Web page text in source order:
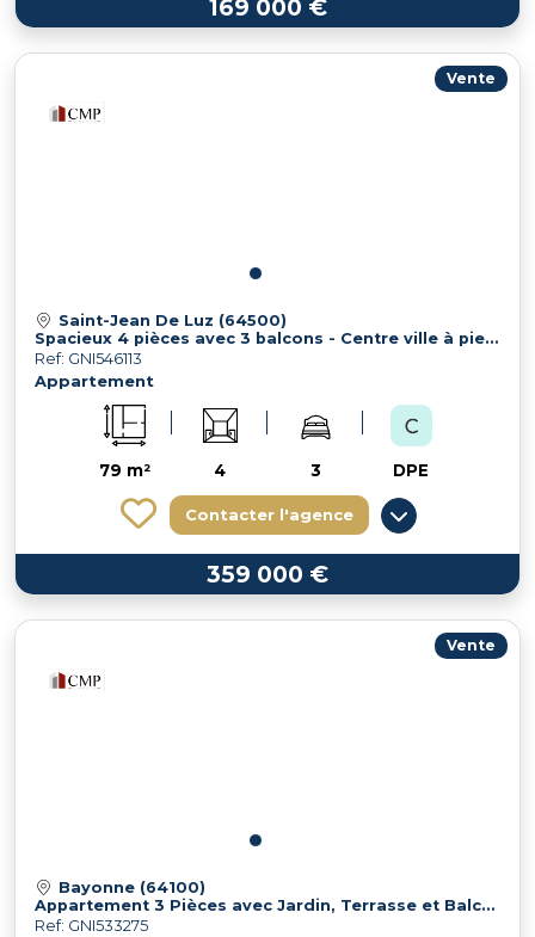
169 000 €
Vente
Saint-Jean De Luz (64500)
Spacieux 4 pièces avec 3 balcons - Centre ville à pied ou en ve
Ref: GNI546113
Appartement
79 m² 4 3 DPE
Contacter l'agence
359 000 €
Vente
Bayonne (64100)
Appartement 3 Pièces avec Jardin, Terrasse et Balcon
Ref: GNI533275